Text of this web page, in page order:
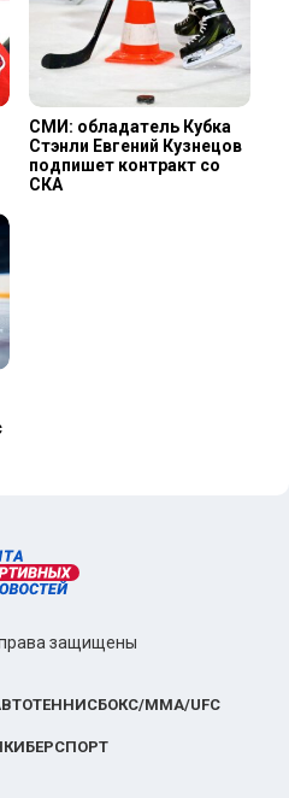
СМИ: обладатель Кубка
Стэнли Евгений Кузнецов
подпишет контракт со
СКА
защищены
ТЕННИСБОКС/ММА/UFC
КИБЕРСПОРТ